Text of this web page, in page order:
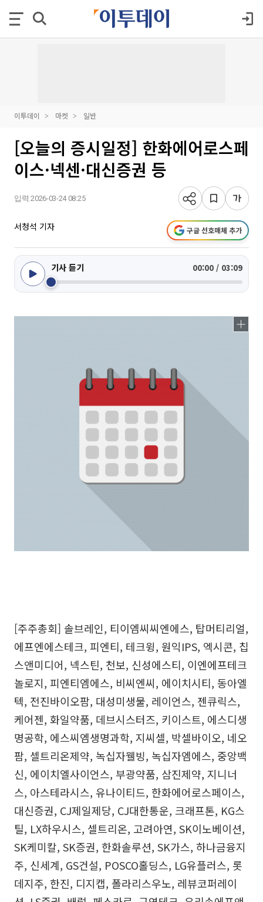
이투데이 마켓 일반
[오늘의 증시일정] 한화에어로스페
이스·넥센·대신증권 등
입력 2026-03-24 08:25
서청석 기자 구글 선호매체 추가
기사 듣기 00:00 / 03:09
[주주총회] 솔브레인, 티이엠씨씨엔에스, 탑머티리얼,
에프엔에스테크, 피엔티, 테크윙, 원익IPS, 엑시콘, 칩
스앤미디어, 넥스틴, 천보, 신성에스티, 이엔에프테크
놀로지, 피엔티엠에스, 비씨엔씨, 에이치시티, 동아엘
텍, 전진바이오팜, 대성미생물, 레이언스, 젠큐릭스,
케어젠, 화일약품, 데브시스터즈, 키이스트, 에스디생
명공학, 에스씨엠생명과학, 지씨셀, 박셀바이오, 네오
팜, 셀트리온제약, 녹십자웰빙, 녹십자엠에스, 중앙백
신, 에이치엘사이언스, 부광약품, 삼진제약, 지니너
스, 아스테라시스, 유나이티드, 한화에어로스페이스,
대신증권, CJ제일제당, CJ대한통운, 크래프톤, KG스
틸, LX하우시스, 셀트리온, 고려아연, SK이노베이션,
SK케미칼, SK증권, 한화솔루션, SK가스, 하나금융지
주, 신세계, GS건설, POSCO홀딩스, LG유플러스, 롯
데지주, 한진, 디지캡, 폴라리스우노, 레뷰코퍼레이